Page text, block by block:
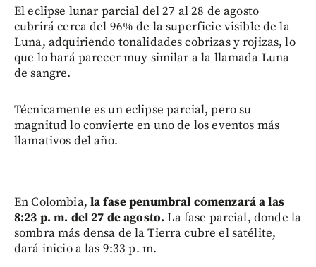
El eclipse lunar parcial del 27 al 28 de agosto
cubrirá cerca del 96% de la superficie visible de la
Luna, adquiriendo tonalidades cobrizas y rojizas, lo
que lo hará parecer muy similar a la llamada Luna
de sangre.
Técnicamente es un eclipse parcial, pero su
magnitud lo convierte en uno de los eventos más
llamativos del año.
En Colombia, la fase penumbral comenzará a las
8:23 p. m. del 27 de agosto. La fase parcial, donde la
sombra más densa de la Tierra cubre el satélite,
dará inicio a las 9:33 p. m.